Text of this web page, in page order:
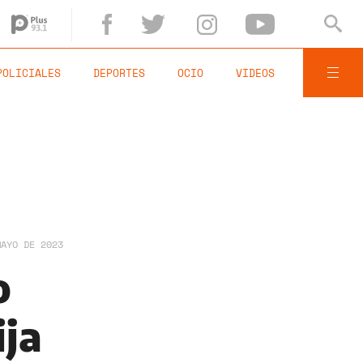
DEPORTES OCIO VIDEOS
DE 2023